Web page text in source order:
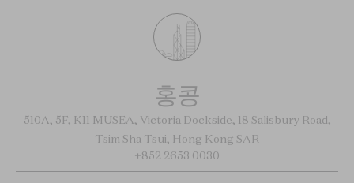
홍콩
510A, 5F, K11 MUSEA, Victoria Dockside, 18 Salisbury Road,
Tsim Sha Tsui, Hong Kong SAR
+852 2653 0030